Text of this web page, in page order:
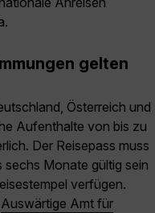
gelten
Österreich und
Aufenthalte von bis zu
Der Reisepass muss
sechs Monate gültig sein
verfügen.
Auswärtige Amt für